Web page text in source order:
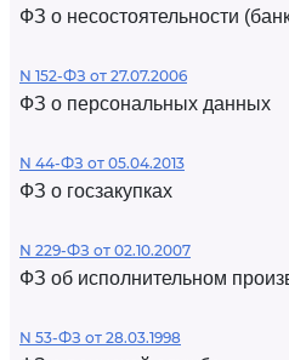
ФЗ о несостоятельности
N 152-ФЗ от 27.07.2006
ФЗ о персональных данных
N 44-ФЗ от 05.04.2013
ФЗ о госзакупках
N 229-ФЗ от 02.10.2007
ФЗ об исполнительном
N 53-ФЗ от 28.03.1998